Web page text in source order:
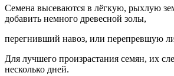
Семена высеваются в лёгкую, рыхлую
добавить немного древесной золы,
перегнивший навоз, или перепревшую
Для лучшего произрастания семян, их
несколько дней.